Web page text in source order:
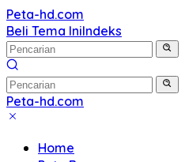
Langsung
ke
konten
Peta-hd.com
Kumpulan
Gambar
Peta
HD
Beli Tema IniIndeks
Peta-hd.com
Kumpulan
Peta
Home